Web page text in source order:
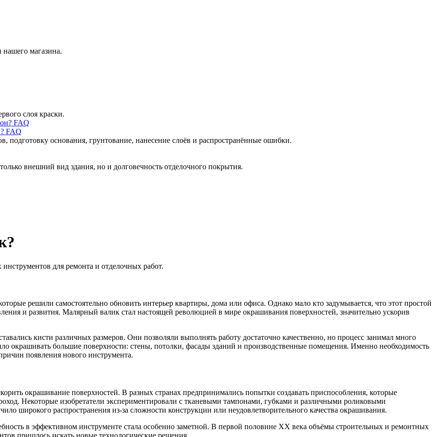
магазина.
слоя краски.
FAQ
подготовку основания, грунтование, нанесение слоёв и распространённые ошибки.
внешний вид здания, но и долговечность отделочного покрытия.
для ремонта и отделочных работ.
решили самостоятельно обновить интерьер квартиры, дома или офиса. Однако мало кто задумывается, что этот простой
и развития. Малярный валик стал настоящей революцией в мире окрашивания поверхностей, значительно ускорив
кисти различных размеров. Они позволяли выполнять работу достаточно качественно, но процесс занимал много
окрашивать большие поверхности: стены, потолки, фасады зданий и производственные помещения. Именно необходимость
появления нового инструмента.
окрашивание поверхностей. В разных странах предпринимались попытки создавать приспособления, которые
Некоторые изобретатели экспериментировали с тканевыми тампонами, губками и различными роликовыми
широкого распространения из-за сложности конструкции или неудовлетворительного качества окрашивания.
в эффективном инструменте стала особенно заметной. В первой половине XX века объёмы строительных и ремонтных